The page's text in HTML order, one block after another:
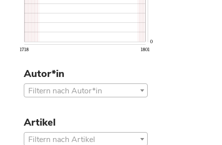
1718 1801
0
Autor*in
Filtern nach Autor*in
Artikel
Filtern nach Artikel